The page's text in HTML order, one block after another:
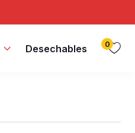
Desechables 0